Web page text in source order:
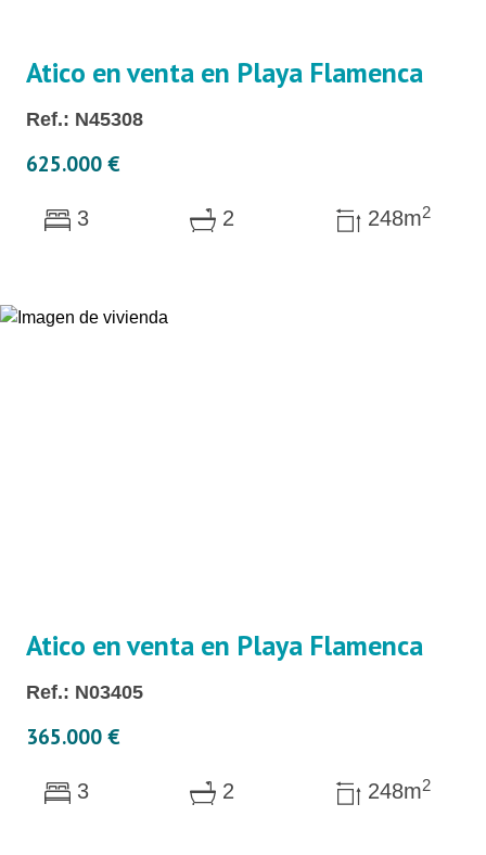
Atico en venta en Playa Flamenca
Ref.: N45308
625.000 €
3 2 248m2
Atico en venta en Playa Flamenca
Ref.: N03405
365.000 €
3 2 248m2